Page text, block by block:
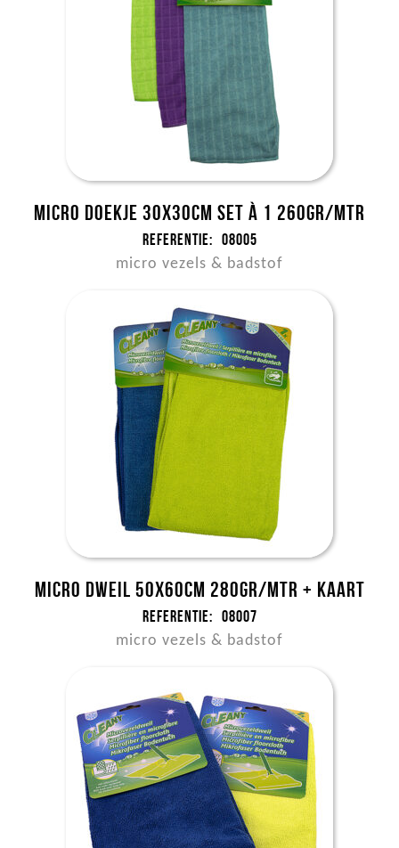
Micro doekje 30x30cm set à 1 260gr/mtr
Referentie: 08005
micro vezels & badstof
Micro dweil 50x60cm 280gr/mtr + kaart
Referentie: 08007
micro vezels & badstof